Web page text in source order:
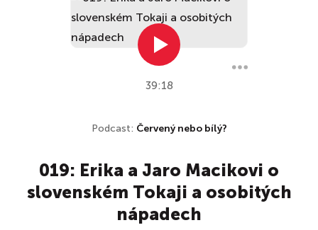
39:18
Podcast: Červený nebo bílý?
019: Erika a Jaro Macikovi o
slovenském Tokaji a osobitých
nápadech